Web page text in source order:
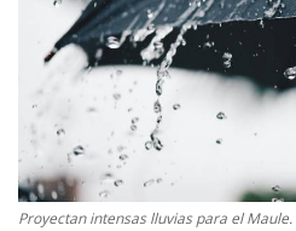
Deporte
Política
Espectáculos
Proyectan intensas lluvias para el Maule.